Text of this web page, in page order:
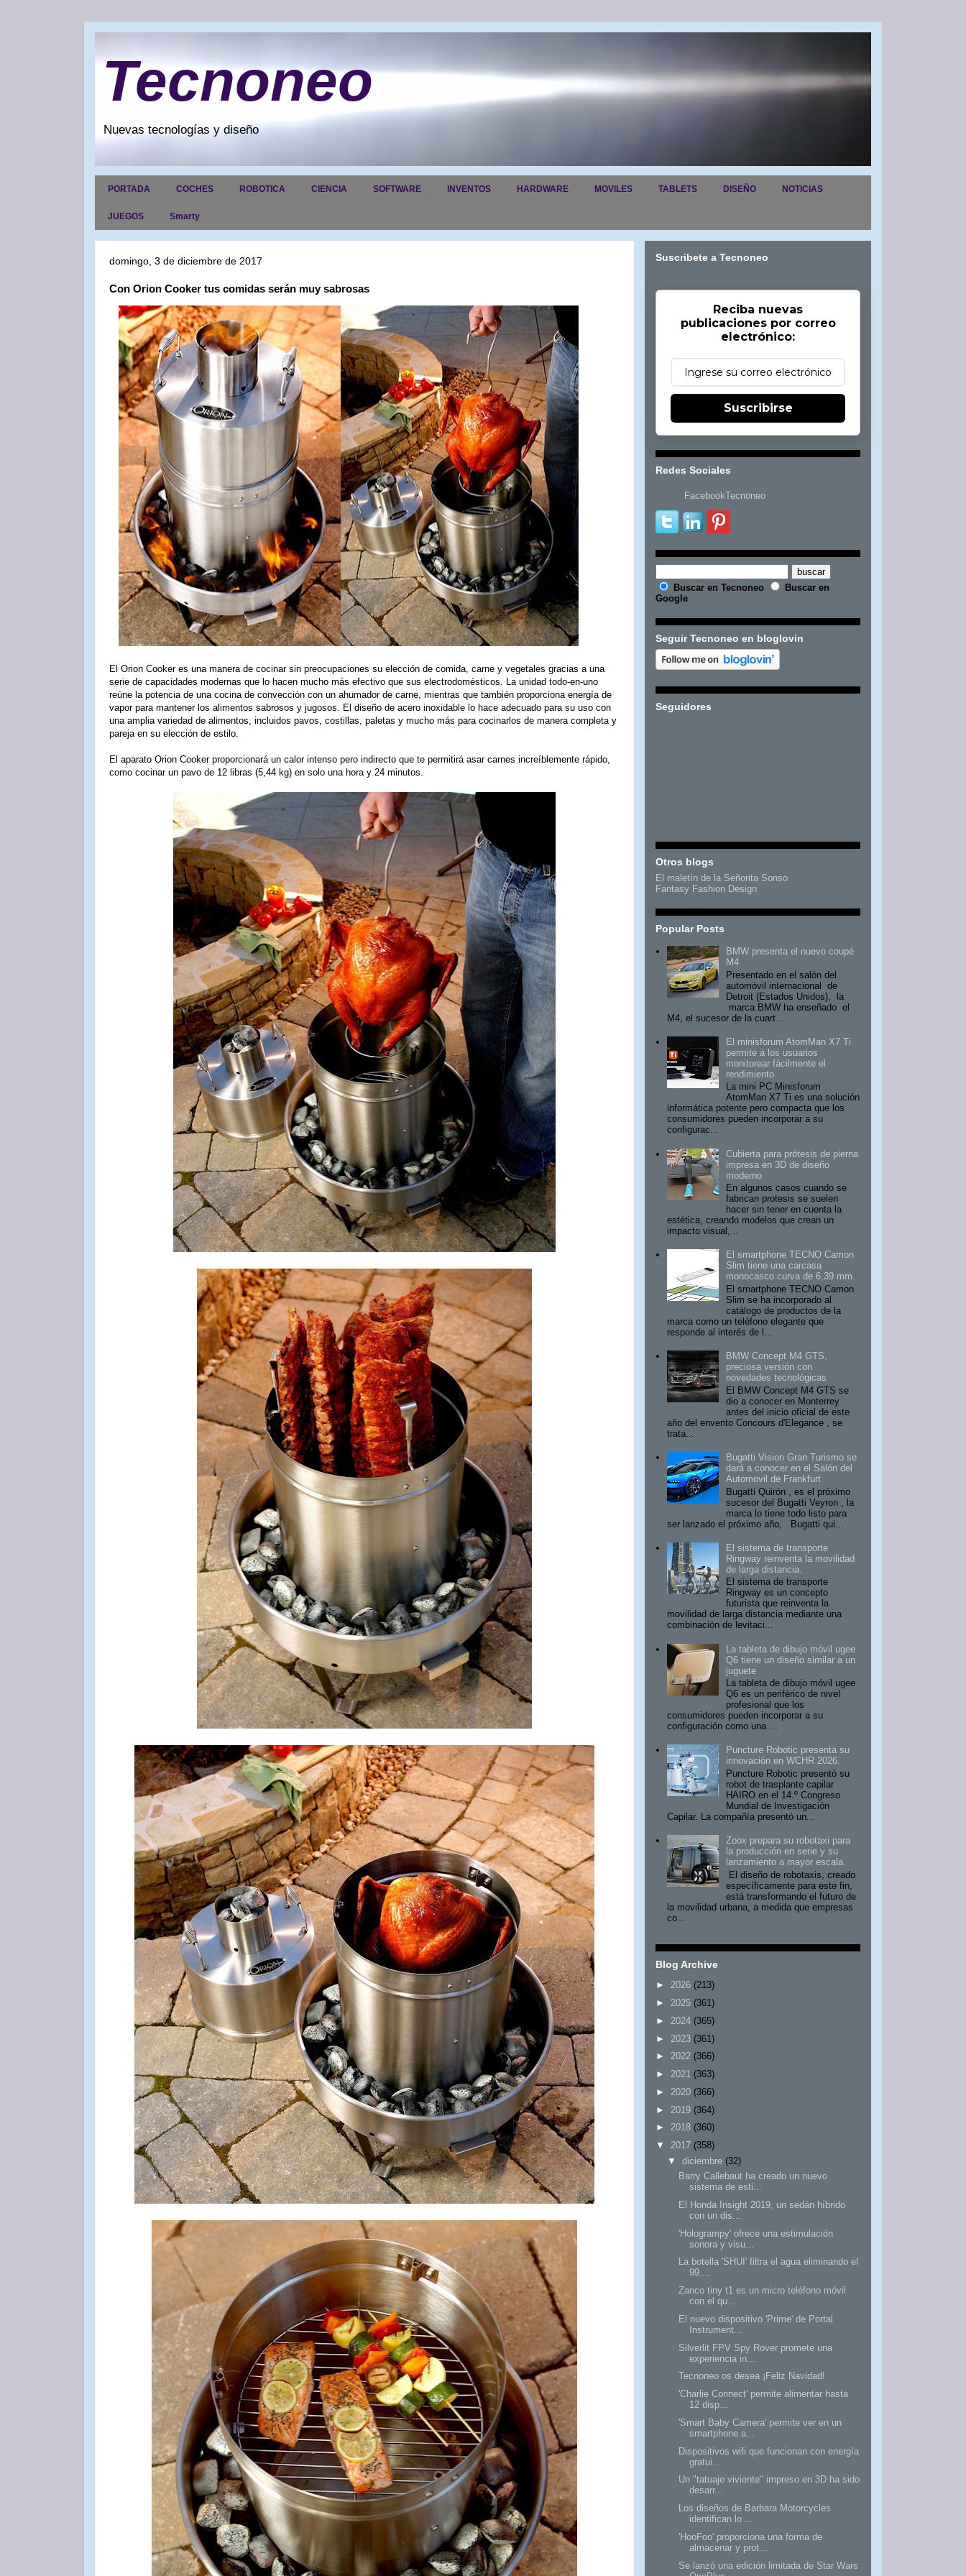
Tecnoneo
Nuevas tecnologías y diseño
PORTADA COCHES ROBOTICA CIENCIA SOFTWARE INVENTOS HARDWARE MOVILES TABLETS DISEÑO NOTICIAS
JUEGOS Smarty
domingo, 3 de diciembre de 2017
Con Orion Cooker tus comidas serán muy sabrosas
El Orion Cooker es una manera de cocinar sin preocupaciones su elección de comida, carne y vegetales gracias a una
serie de capacidades modernas que lo hacen mucho más efectivo que sus electrodomésticos. La unidad todo-en-uno
reúne la potencia de una cocina de convección con un ahumador de carne, mientras que también proporciona energía de
vapor para mantener los alimentos sabrosos y jugosos. El diseño de acero inoxidable lo hace adecuado para su uso con
una amplia variedad de alimentos, incluidos pavos, costillas, paletas y mucho más para cocinarlos de manera completa y
pareja en su elección de estilo.
El aparato Orion Cooker proporcionará un calor intenso pero indirecto que te permitirá asar carnes increíblemente rápido,
como cocinar un pavo de 12 libras (5,44 kg) en solo una hora y 24 minutos.
Suscribete a Tecnoneo
Reciba nuevas
publicaciones por correo
electrónico:
Suscribirse
Redes Sociales
FacebookTecnoneo
Buscar en Tecnoneo
Buscar en
Google
Seguir Tecnoneo en bloglovin
Seguidores
Otros blogs
El maletín de la Señorita Sonso
Fantasy Fashion Design
Popular Posts
BMW presenta el nuevo coupé
M4
Presentado en el salón del
automóvil internacional de
Detroit (Estados Unidos), la
marca BMW ha enseñado el
M4, el sucesor de la cuart...
El minisforum AtomMan X7 Ti
permite a los usuarios
monitorear fácilmente el
rendimiento
La mini PC Minisforum
AtomMan X7 Ti es una solución
informática potente pero compacta que los
consumidores pueden incorporar a su
configurac...
Cubierta para prótesis de pierna
impresa en 3D de diseño
moderno
En algunos casos cuando se
fabrican protesis se suelen
hacer sin tener en cuenta la
estética, creando modelos que crean un
impacto visual,...
El smartphone TECNO Camon
Slim tiene una carcasa
monocasco curva de 6,39 mm.
El smartphone TECNO Camon
Slim se ha incorporado al
catálogo de productos de la
marca como un teléfono elegante que
responde al interés de l...
BMW Concept M4 GTS,
preciosa versión con
novedades tecnológicas
El BMW Concept M4 GTS se
dio a conocer en Monterrey
antes del inicio oficial de este
año del envento Concours d'Elegance , se
trata...
Bugatti Vision Gran Turismo se
dará a conocer en el Salón del
Automovil de Frankfurt
Bugatti Quirón , es el próximo
sucesor del Bugatti Veyron , la
marca lo tiene todo listo para
ser lanzado el próximo año, Bugatti qui...
El sistema de transporte
Ringway reinventa la movilidad
de larga distancia.
El sistema de transporte
Ringway es un concepto
futurista que reinventa la
movilidad de larga distancia mediante una
combinación de levitaci...
La tableta de dibujo móvil ugee
Q6 tiene un diseño similar a un
juguete
La tableta de dibujo móvil ugee
Q6 es un periférico de nivel
profesional que los
consumidores pueden incorporar a su
configuración como una ...
Puncture Robotic presenta su
innovación en WCHR 2026.
Puncture Robotic presentó su
robot de trasplante capilar
HAIRO en el 14.º Congreso
Mundial de Investigación
Capilar. La compañía presentó un...
Zoox prepara su robotaxi para
la producción en serie y su
lanzamiento a mayor escala.
El diseño de robotaxis, creado
específicamente para este fin,
está transformando el futuro de
la movilidad urbana, a medida que empresas
co...
Blog Archive
► 2026 (213)
► 2025 (361)
► 2024 (365)
► 2023 (361)
► 2022 (366)
► 2021 (363)
► 2020 (366)
► 2019 (364)
► 2018 (360)
▼
2017 (358)
▼
diciembre (32)
Barry Callebaut ha creado un nuevo
sistema de esti...
El Honda Insight 2019, un sedán híbrido
con un dis...
'Hologrampy' ofrece una estimulación
sonora y visu...
La botella 'SHUI' filtra el agua eliminando el
99....
Zanco tiny t1 es un micro teléfono móvil
con el qu...
El nuevo dispositivo 'Prime' de Portal
Instrument...
Silverlit FPV Spy Rover promete una
experiencia in...
Tecnoneo os desea ¡Feliz Navidad!
'Charlie Connect' permite alimentar hasta
12 disp...
'Smart Baby Camera' permite ver en un
smartphone a...
Dispositivos wifi que funcionan con energía
gratui...
Un "tatuaje viviente" impreso en 3D ha sido
desarr...
Los diseños de Barbara Motorcycles
identifican lo ...
'HooFoo' proporciona una forma de
almacenar y prot...
Se lanzó una edición limitada de Star Wars